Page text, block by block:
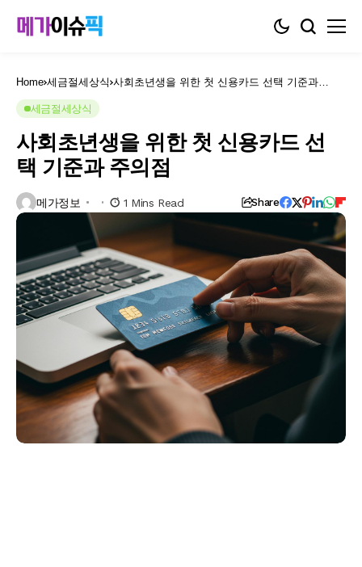
Home 세금절세상식 사회초년생을 위한 첫 신용카드 선택 기준과
세금절세상식
사회초년생을 위한 첫 신용카드 선
택 기준과 주의점
메가정보 1 Mins Read Share